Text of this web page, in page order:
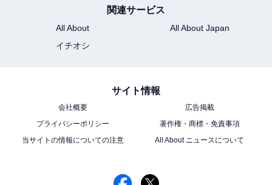
関連サービス
All About
All About Japan
イチオシ
サイト情報
会社概要
広告掲載
プライバシーポリシー
著作権・商標・免責事項
当サイトの情報についての注意
All About ニュースについて